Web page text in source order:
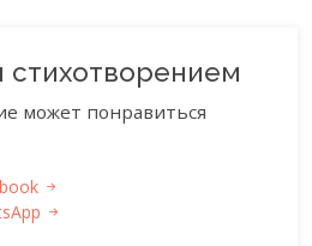
стихотворением
может понравиться